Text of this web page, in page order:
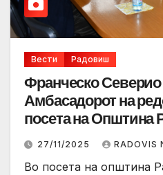
Вести Радовиш
Франческо
Амбасадорот на
посета на Општина
27/11/2025 RADOVIS
Во посета на општина